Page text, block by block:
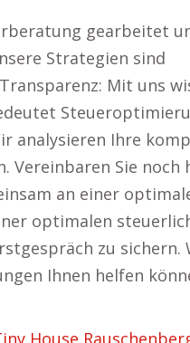
gearbeitet
Strategien sind
Mit uns
analysieren Ihre
Vereinbaren Sie noch
an einer
optimalen
zu sichern.
Ihnen helfen
House